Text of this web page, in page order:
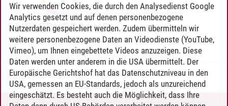
Marc Stephan Riedel/21.02.2025
Wir verwenden Cookies, die durch den Analysedienst Google
Analytics gesetzt und auf denen personenbezogene
Nutzerdaten gespeichert werden. Zudem übermitteln wir
weitere personenbezogene Daten an Videodienste (YouTube,
Vimeo), um Ihnen eingebettete Videos anzuzeigen. Diese
Daten werden unter anderem in die USA übermittelt. Der
Europäische Gerichtshof hat das Datenschutzniveau in den
USA, gemessen an EU-Standards, jedoch als unzureichend
eingeschätzt. Es besteht auch die Möglichkeit, dass Ihre